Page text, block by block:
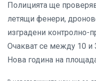
Полицията ще
летящи фенери,
изградени контролно-
Очакват се между 10
Нова година на